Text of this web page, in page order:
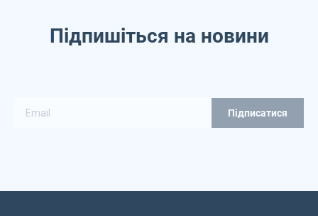
Підпишіться на новини